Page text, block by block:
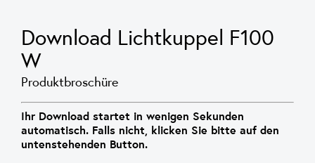
Download Lichtkuppel F100
W
Produktbroschüre
Ihr Download startet in wenigen Sekunden
automatisch. Falls nicht, klicken Sie bitte auf den
untenstehenden Button.